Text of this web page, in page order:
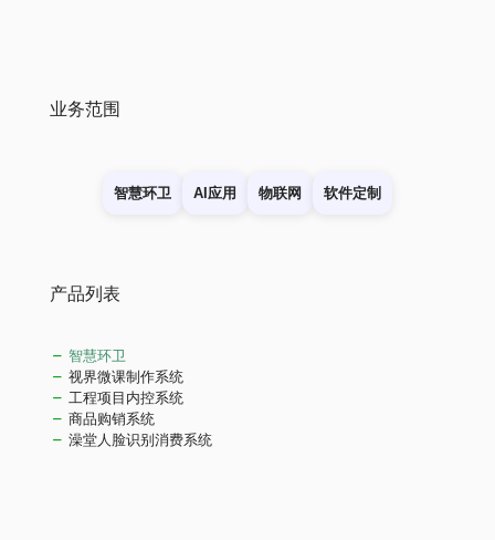
业务范围
智慧环卫 AI应用 物联网 软件定制
产品列表
智慧环卫
视界微课制作系统
工程项目内控系统
商品购销系统
澡堂人脸识别消费系统